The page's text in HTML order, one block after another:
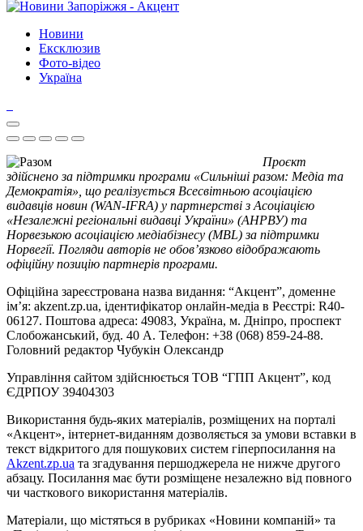
Новини
Ексклюзив
Фото-відео
Україна
Проєкт
здійснено за підтримки програми «Сильніші разом: Медіа та
Демократія», що реалізується Всесвітньою асоціацією
видавців новин (WAN-IFRA) у партнерстві з Асоціацією
«Незалежні регіональні видавці України» (АНРВУ) та
Норвезькою асоціацією медіабізнесу (MBL) за підтримки
Норвегії. Погляди авторів не обов’язково відображають
офіційну позицію партнерів програми.
Офіційна зареєстрована назва видання: “Акцент”, доменне
ім’я: akzent.zp.ua, ідентифікатор онлайн-медіа в Реєстрі: R40-
06127. Поштова адреса: 49083, Україна, м. Дніпро, проспект
Слобожанський, буд. 40 А. Телефон: +38 (068) 859-24-88.
Головний редактор Чубукін Олександр
Управління сайтом здійснюється ТОВ “ГПП Акцент”, код
ЄДРПОУ 39404303
Використання будь-яких матеріалів, розміщених на порталі
«Акцент», інтернет-виданням дозволяється за умови вставки в
текст відкритого для пошукових систем гіперпосилання на
Akzent.zp.ua та згадування першоджерела не нижче другого
абзацу. Посилання має бути розміщене незалежно від повного
чи часткового використання матеріалів.
Матеріали, що містяться в рубриках «Новини компаній» та